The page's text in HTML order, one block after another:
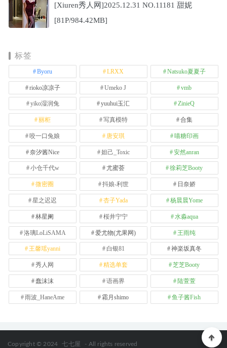
[Xiuren秀人网]2025.12.31 NO.11181 甜妮
[81P/984.42MB]
标签
Byoru LRXX Natsuko夏夏子
rioko凉凉子 Umeko J vmb
yiko湿润兔 yuuhui玉汇 ZinieQ
丽柜 写真模特 合集
咬一口兔娘 唐安琪 喵糖印画
奈汐酱Nice 妲己_Toxic 安然anran
小仓千代w 尤蜜荟 徐莉芝Booty
微密圈 抖娘-利世 日奈娇
星之迟迟 杏子Yada 杨晨晨Yome
林星阑 桜井宁宁 水淼aqua
洛璃LoLiSAMA 爱尤物(尤果网) 王雨纯
王馨瑶yanni 白银81 神楽坂真冬
秀人网 精选单套 芝芝Booty
蠢沫沫 语画界 陆萱萱
雨波_HaneAme 霜月shimo 鱼子酱Fish
Copyright © 2024 七七屋 - All rights reserved